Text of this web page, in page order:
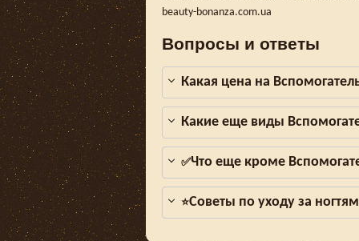
beauty-bonanza.com.ua
Вопросы и ответы
Какая цена на
Какие еще виды
✅Что еще кроме
⭐Советы по уходу за